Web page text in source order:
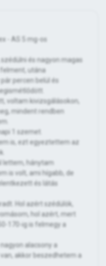
- AS 5 mg-os
és nagyon magas
utána
percen belül és
voltam kivizsgálásokon,
mindent rendben
1 szemet.
is, ezt egyeztettem az
lettem, hánytam
is volt, ami hígabb, de
és látás
Hol azért szédülök,
hol azért, mert
170-ig is felmegy a
alacsony a
akkor beszedhetem a